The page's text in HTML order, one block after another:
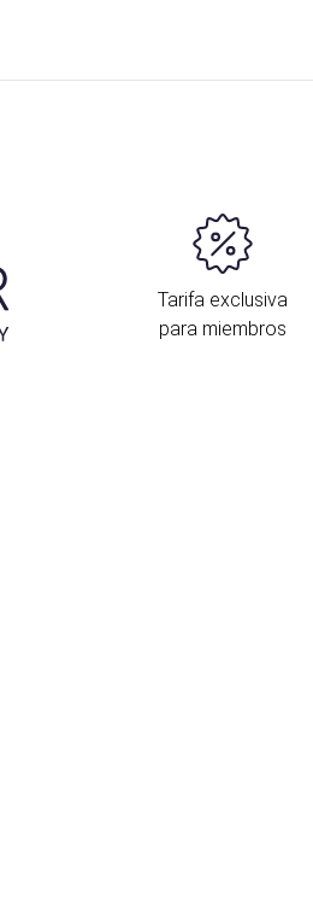
Tarifa exclusiva
para miembros